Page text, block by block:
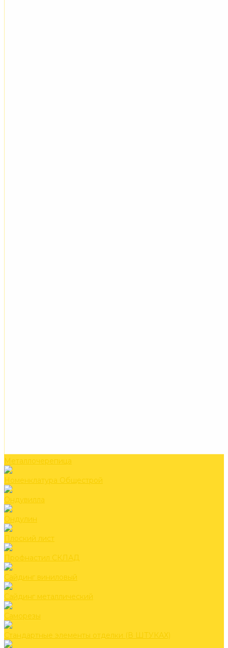
Металлочерепица
Номенклатура Общестрой
Ондувилла
Ондулин
Плоский лист
Профнастил СКЛАД
Сайдинг виниловый
Сайдинг металлический
Саморезы
Стандартные элементы отделки (В ШТУКАХ)